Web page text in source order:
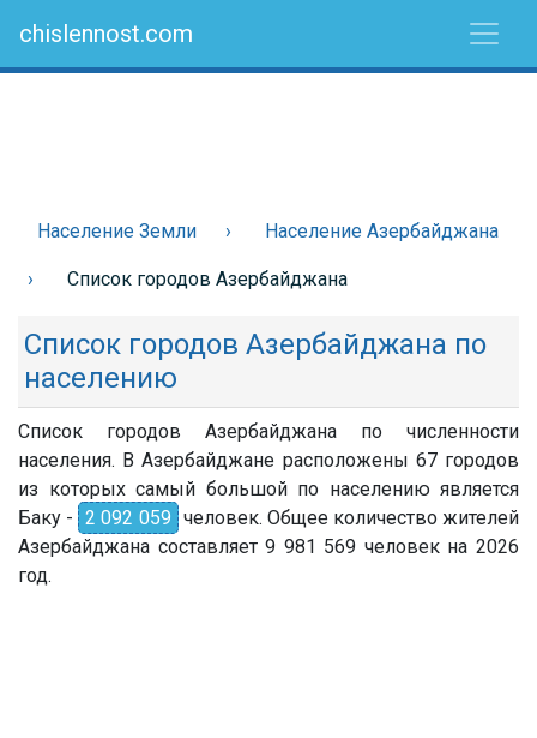
chislennost.com
Население Земли Население Азербайджана
Список городов Азербайджана
Список городов Азербайджана по
населению
Список городов Азербайджана по численности
населения. В Азербайджане расположены 67 городов
из которых самый большой по населению является
Баку - 2 092 059 человек. Общее количество жителей
Азербайджана составляет 9 981 569 человек на 2026
год.